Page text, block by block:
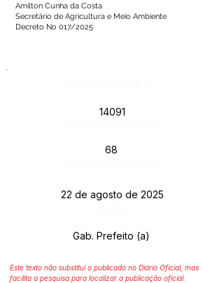
Amilton Cunha da Costa
Secretário de Agricultura e Meio Ambiente
Decreto No 017/2025
14091
68
22 de agosto de 2025
Gab. Prefeito (a)
Este texto não substitui o publicado no Diário Oficial, mas
facilita a pesquisa para localizar a publicação oficial.